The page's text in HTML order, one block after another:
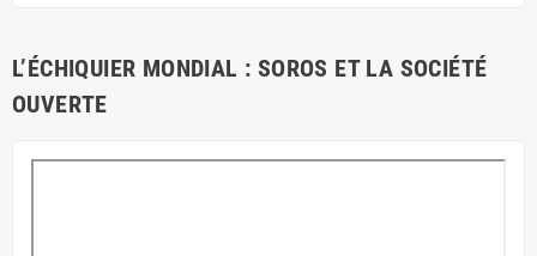
L’ÉCHIQUIER MONDIAL : SOROS ET LA SOCIÉTÉ
OUVERTE